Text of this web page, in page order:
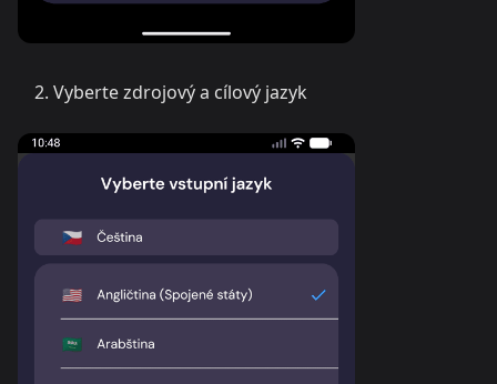
Vyberte zdrojový a cílový jazyk